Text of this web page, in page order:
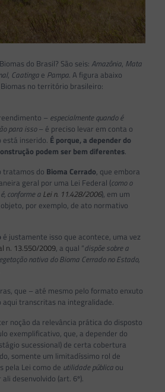
do Brasil? São seis: Amazônia, Mata
, Caatingae Pampa. A figura abaixo
no território brasileiro:
– especialmente quando é
para isso– é preciso levar em conta o
está inserido. É porque, a depender do
podem ser bem diferentes.
tratamos do Bioma Cerrado, que embora
geral por uma Lei Federal (como o
conforme aLei n. 11.428/2006), em um
por exemplo, de ato normativo
é justamente isso que acontece, uma vez
n. 13.550/2009, a qual “dispõe sobre a
nativa do Bioma Cerrado no Estado,
que – até mesmo pelo formato enxuto
transcritas na integralidade.
noção da relevância prática do disposto
exemplificativo, que, a depender do
sucessional) de certa cobertura
somente um limitadíssimo rol de
pela Lei como de utilidade públicaou
ali desenvolvido (art. 6º).